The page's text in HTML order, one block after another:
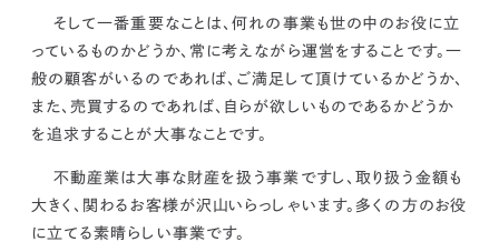
そして一番重要なことは、何れの事業も世の中のお役に立
っているものかどうか、常に考えながら運営をすることです。一
般の顧客がいるのであれば、ご満足して頂けているかどうか、
また、売買するのであれば、自らが欲しいものであるかどうか
を追求することが大事なことです。
不動産業は大事な財産を扱う事業ですし、取り扱う金額も
大きく、関わるお客様が沢山いらっしゃいます。多くの方のお役
に立てる素晴らしい事業です。